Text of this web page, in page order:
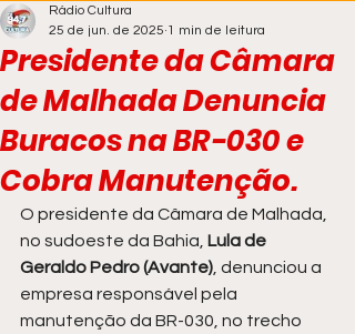
Presidente da Câmara
de Malhada Denuncia
Buracos na BR-030 e
Cobra Manutenção.
Rádio Cultura
25 de jun. de 2025 1 min de leitura
O presidente da Câmara de Malhada,
no sudoeste da Bahia, Lula de
Geraldo Pedro (Avante) , denunciou a
empresa responsável pela
manutenção da BR-030, no trecho